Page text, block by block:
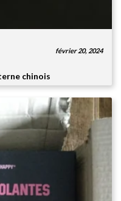
février 20, 2024
chinois